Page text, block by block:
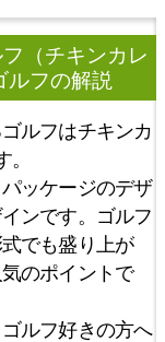
（チキンカレ
ルフの解説
ルフはチキンカ
ッケージのデザ
ンです。ゴルフ
でも盛り上が
のポイントで
ルフ好きの方へ